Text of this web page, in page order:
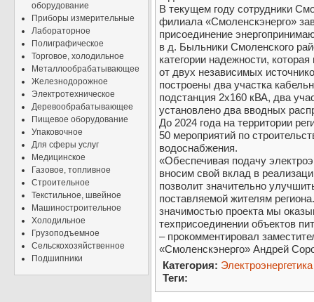
оборудование
Приборы измерительные
Лабораторное
Полиграфическое
Торговое, холодильное
Металлообрабатывающее
Железнодорожное
Электротехническое
Деревообрабатывающее
Пищевое оборудование
Упаковочное
Для сферы услуг
Медицинское
Газовое, топливное
Строительное
Текстильное, швейное
Машиностроительное
Холодильное
Грузоподъемное
Сельскохозяйственное
Подшипники
В текущем году сотрудники
филиала «Смоленскэнерго»
присоединение
в д. Быльники Смоленского
категории надежности,
от двух независимых
построены два участка
подстанция 2х160 кВА, два
установлено два вводных
До 2024 года на территории
50 мероприятий по
водоснабжения.
«Обеспечивая подачу
вносим свой вклад в
позволит значительно
поставляемой жителям
значимостью проекта мы
техприсоединении объектов
– прокомментировал
«Смоленскэнерго» Андрей
Категория: Электроэнергетика
Теги: